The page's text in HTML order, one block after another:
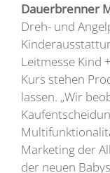
Dauerbrenner
Dreh- und
Leitmesse Kind
Kurs stehen
lassen. „Wir
Marketing der
der neuen